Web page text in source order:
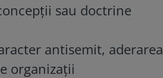
sau doctrine
antisemit, aderarea
organizaţii